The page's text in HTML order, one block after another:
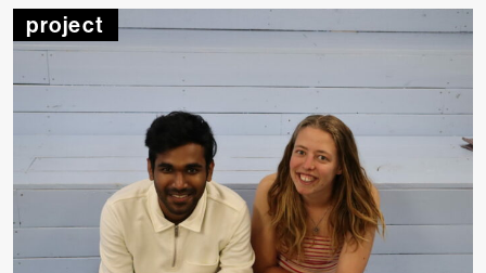
Accelerator wil het team van Mapalize
onderzoeken of de tool ook geoptimaliseerd kan
worden voor onderzoeksjournalisten.
project